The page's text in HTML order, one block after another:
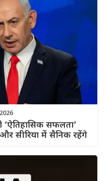
सफलता’
सीरिया में सैनिक रहेंगे